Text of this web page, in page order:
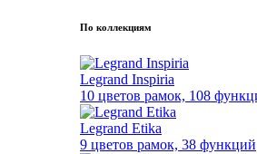
По коллекциям
Legrand Inspiria
10 цветов рамок, 108
Legrand Etika
9 цветов рамок, 38 функций